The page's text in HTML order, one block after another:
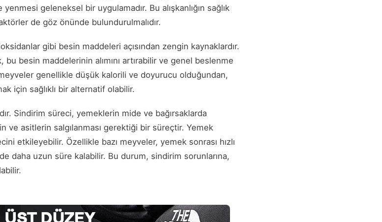
geleneksel bir uygulamadır. Bu alışkanlığın sağlık
de göz önünde bulundurulmalıdır.
gibi besin maddeleri açısından zengin kaynaklardır.
besin maddelerinin alımını artırabilir ve genel beslenme
genellikle düşük kalorili ve doyurucu olduğundan,
için sağlıklı bir alternatif olabilir.
Sindirim süreci, yemeklerin mide ve bağırsaklarda
ve asitlerin salgılanması gerektiği bir süreçtir. Yemek
etkileyebilir. Özellikle bazı meyveler, yemek sonrası hızlı
daha uzun süre kalabilir. Bu durum, sindirim sorunlarına,